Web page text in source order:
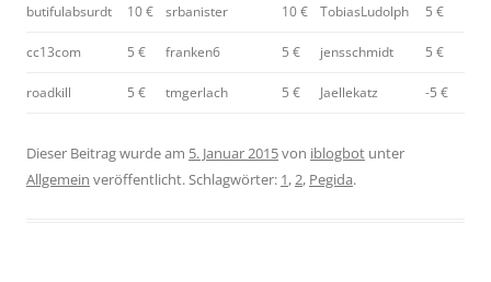
butifulabsurdt 10 € srbanister 10 € TobiasLudolph 5 €
cc13com 5 € franken6 5 € jensschmidt 5 €
roadkill 5 € tmgerlach 5 € Jaellekatz -5 €
Dieser Beitrag wurde am 5. Januar 2015von iblogbot unter
Allgemein veröffentlicht. Schlagwörter: 1,2, Pegida.